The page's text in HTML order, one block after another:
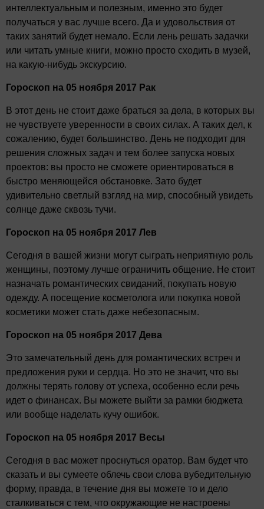
интеллектуальным и полезным, именно это будет
получаться у вас лучше всего. Да и удовольствия от
таких занятий будет немало. Если лень решать задачки
или читать умные книги, можно просто сходить в музей,
на какую-нибудь экскурсию.
Гороскоп на 05 ноября 2017 Рак
В этот день не стоит даже браться за дела, в которых вы
не чувствуете уверенности в своих силах. А таких дел, к
сожалению, будет большинство. День не подходит для
решения сложных задач и тем более запуска новых
проектов: вы просто не сможете ориентироваться в
быстро меняющейся обстановке. Зато будет
удивительно светлый взгляд на мир, способный увидеть
солнце даже сквозь тучи.
Гороскоп на 05 ноября 2017 Лев
Сегодня в вашей жизни могут сыграть неприятную роль
женщины, поэтому лучше ограничить общение. Не стоит
назначать романтических свиданий, покупать новую
одежду. А посещение косметолога или покупка новой
косметики может стать даже небезопасным.
Гороскоп на 05 ноября 2017 Дева
Это замечательный день для романтических встреч и
предложения руки и сердца. Но это не значит, что вы
должны терять голову от успеха, особенно если речь
идет о финансах. Вы можете выйти за рамки бюджета
или вообще наделать кучу ошибок.
Гороскоп на 05 ноября 2017 Весы
Сегодня в вас может проснуться оратор. Вам будет что
сказать и вы сумеете облечь свои слова вубедительную
форму, правда, в течение дня вы можете то и дело
сталкиваться с тем, что окружающие не настроены